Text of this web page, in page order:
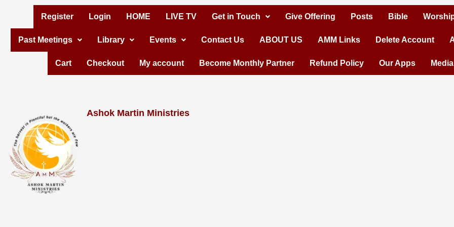
content
Register Login HOME LIVE TV Get in Touch Give Offering Posts Bible
Past Meetings Library Events Contact Us ABOUT US AMM Links Delete Account
Cart Checkout My account Become Monthly Partner Refund Policy Our Apps
Ashok Martin Ministries